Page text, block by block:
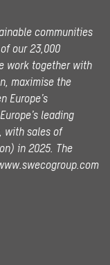
communities
our 23,000
work together with
maximise the
Europe’s
leading
with sales of
in 2025. The